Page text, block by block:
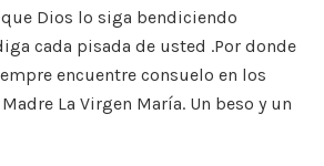
Dios lo siga bendiciendo
cada pisada de usted .Por donde
encuentre consuelo en los
La Virgen María. Un beso y un